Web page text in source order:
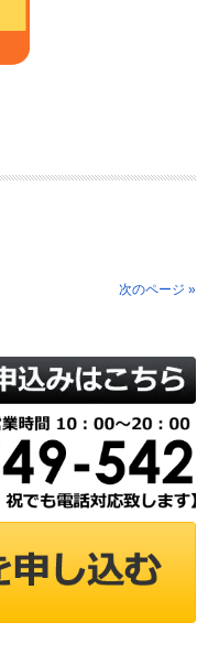
次のページ »